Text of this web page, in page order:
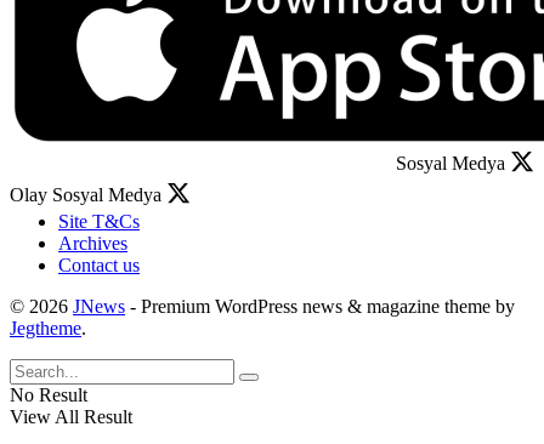
Sosyal Medya
Olay Sosyal Medya
Site T&Cs
Archives
Contact us
© 2026 JNews - Premium WordPress news & magazine theme by
Jegtheme.
No Result
View All Result